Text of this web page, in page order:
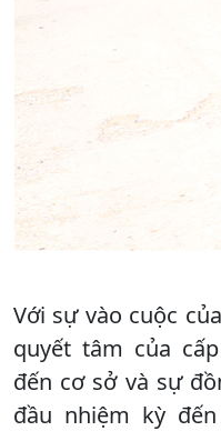
Với sự vào cuộc
quyết tâm của
đến cơ sở và sự
đầu nhiệm kỳ